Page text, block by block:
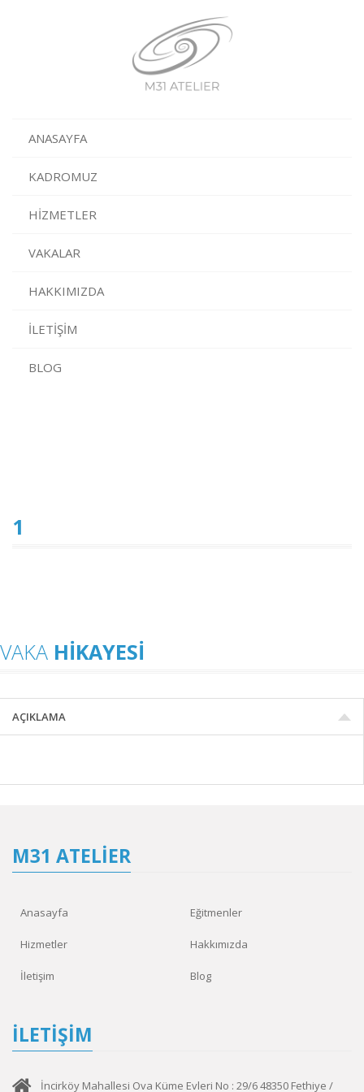
ANASAYFA
KADROMUZ
HIZMETLER
VAKALAR
HAKKIMIZDA
İLETIŞIM
BLOG
1
VAKA HIKAYESI
AÇIKLAMA
M31 ATELIER
Anasayfa Eğitmenler
Hizmetler Hakkımızda
İletişim Blog
ILETIŞIM
İncirköy Mahallesi Ova Küme Evleri No : 29/6 48350 Fethiye /